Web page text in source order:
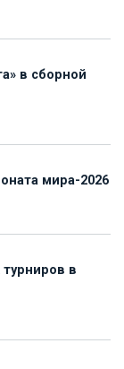
в сборной
мира-2026
в